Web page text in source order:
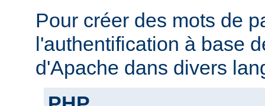
Pour créer des mots de
l'authentification à base
d'Apache dans divers